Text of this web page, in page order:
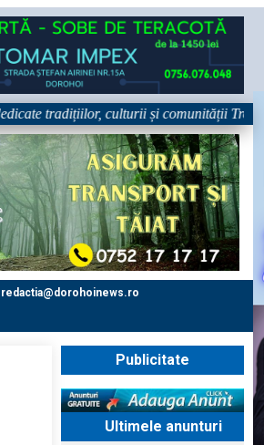
tradițiilor, culturii și comunității Trei
redactia@dorohoinews.ro
Publicitate
Ultimele anunturi